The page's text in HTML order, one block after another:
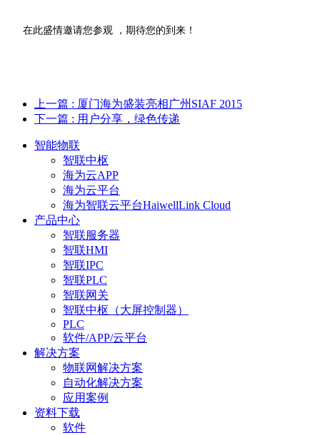
在此盛情邀请您参观 ，期待您的到来！
上一篇 : 厦门海为盛装亮相广州SIAF 2015
下一篇 : 用户分享，绿色传递
智能物联
智联中枢
海为云APP
海为云平台
海为智联云平台HaiwellLink Cloud
产品中心
智联服务器
智联HMI
智联IPC
智联PLC
智联网关
智联中枢（大屏控制器）
PLC
软件/APP/云平台
解决方案
物联网解决方案
自动化解决方案
应用案例
资料下载
软件